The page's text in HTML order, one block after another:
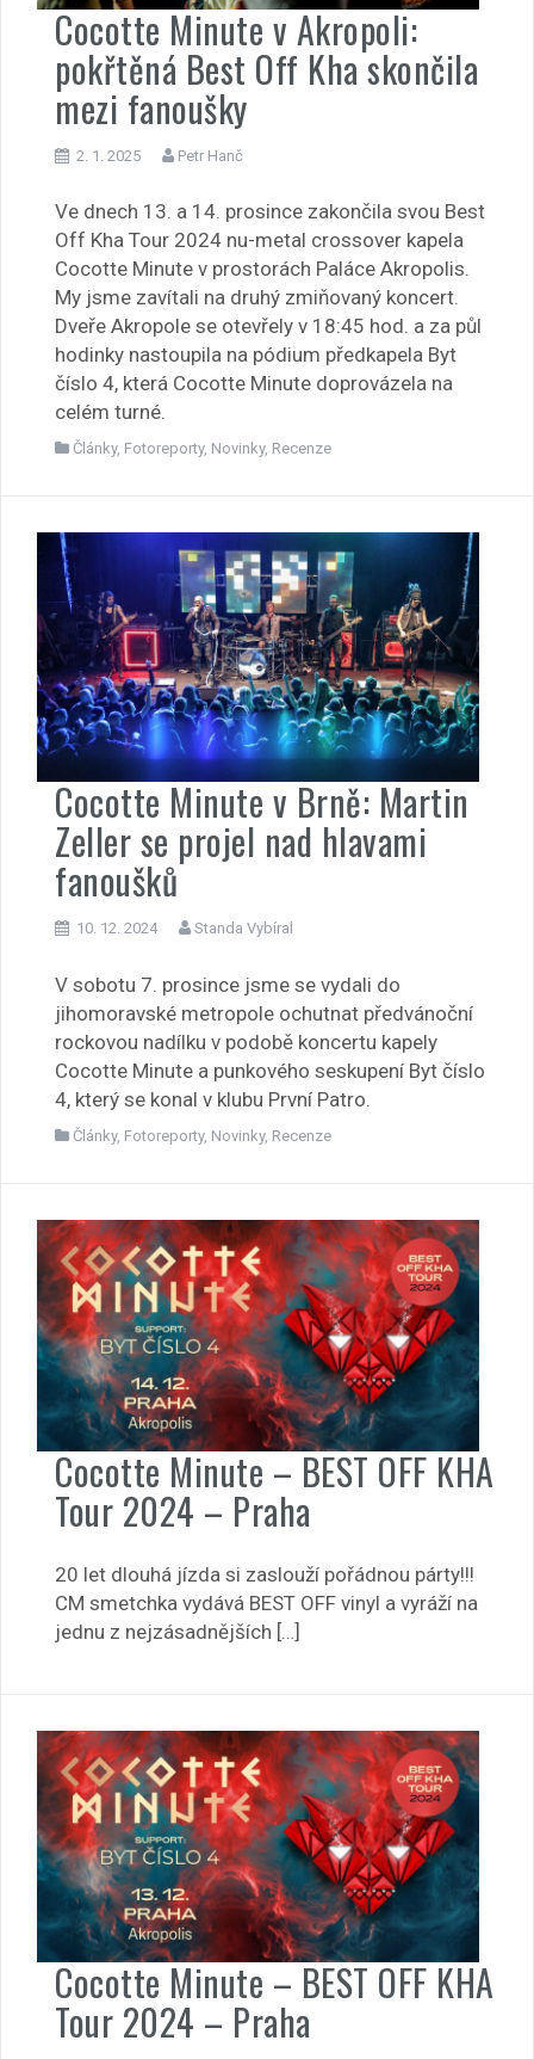
Cocotte Minute v Akropoli:
pokřtěná Best Off Kha skončila
mezi fanoušky
2. 1. 2025 Petr Hanč
Ve dnech 13. a 14. prosince zakončila svou Best
Off Kha Tour 2024 nu-metal crossover kapela
Cocotte Minute v prostorách Paláce Akropolis.
My jsme zavítali na druhý zmiňovaný koncert.
Dveře Akropole se otevřely v 18:45 hod. a za půl
hodinky nastoupila na pódium předkapela Byt
číslo 4, která Cocotte Minute doprovázela na
celém turné.
Články, Fotoreporty, Novinky, Recenze
Cocotte Minute v Brně: Martin
Zeller se projel nad hlavami
fanoušků
10. 12. 2024 Standa Vybíral
V sobotu 7. prosince jsme se vydali do
jihomoravské metropole ochutnat předvánoční
rockovou nadílku v podobě koncertu kapely
Cocotte Minute a punkového seskupení Byt číslo
4, který se konal v klubu První Patro.
Články, Fotoreporty, Novinky, Recenze
Cocotte Minute – BEST OFF KHA
Tour 2024 – Praha
20 let dlouhá jízda si zaslouží pořádnou párty!!!
CM smetchka vydává BEST OFF vinyl a vyráží na
jednu z nejzásadnějších […]
Cocotte Minute – BEST OFF KHA
Tour 2024 – Praha